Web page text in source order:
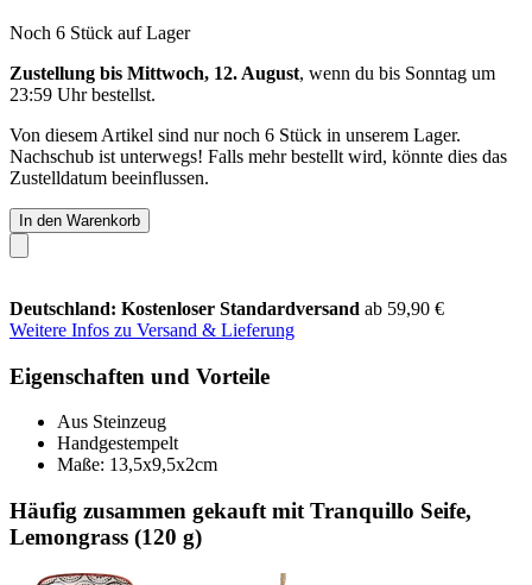
Noch 6 Stück auf Lager
Zustellung bis Mittwoch, 12. August, wenn du bis Sonntag um
23:59 Uhrbestellst.
Von diesem Artikel sind nur noch 6 Stück in unserem Lager.
Nachschub ist unterwegs! Falls mehr bestellt wird, könnte dies das
Zustelldatum beeinflussen.
In den Warenkorb
Deutschland: Kostenloser Standardversand ab 59,90 €
Weitere Infos zu Versand & Lieferung
Eigenschaften und Vorteile
Aus Steinzeug
Handgestempelt
Maße: 13,5x9,5x2cm
Häufig zusammen gekauft mit Tranquillo Seife,
Lemongrass (120 g)